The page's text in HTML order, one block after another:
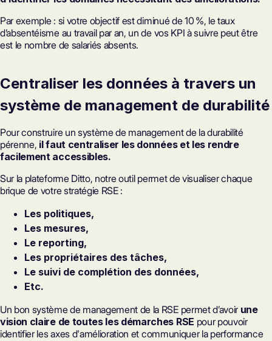
Par exemple : si votre objectif est diminué de 10 %, le taux
d’absentéisme au travail par an, un de vos KPI à suivre peut être
est le nombre de salariés absents.
Centraliser les données à travers un
système de management de durabilité
Pour construire un système de management de la durabilité
pérenne, il faut centraliser les données et les rendre
facilement accessibles.
Sur la plateforme Ditto, notre outil permet de visualiser chaque
brique de votre stratégie RSE :
Les politiques,
Les mesures,
Le reporting,
Les propriétaires des tâches,
Le suivi de complétion des données,
Etc.
Un bon système de management de la RSE permet d’avoir une
vision claire de toutes les démarches RSE pour pouvoir
identifier les axes d'amélioration et communiquer la performance